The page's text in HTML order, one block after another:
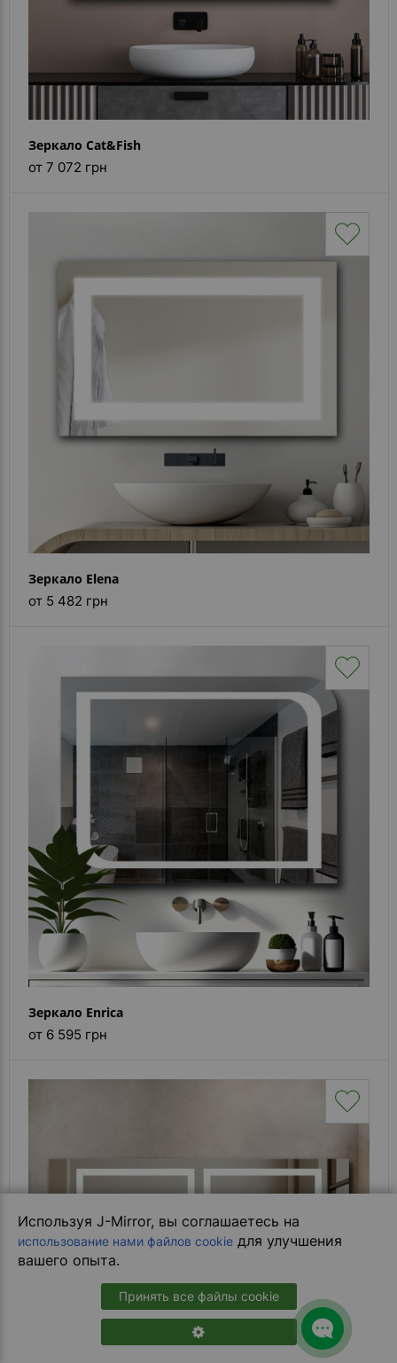
Используя J-Mirror, вы соглашаетесь на
использование нами файлов cookie для улучшения
вашего опыта.
Принять все файлы cookie
Зеркало Cat&Fish
от 7 072 грн
Зеркало Elena
от 5 482 грн
Зеркало Enrica
от 6 595 грн